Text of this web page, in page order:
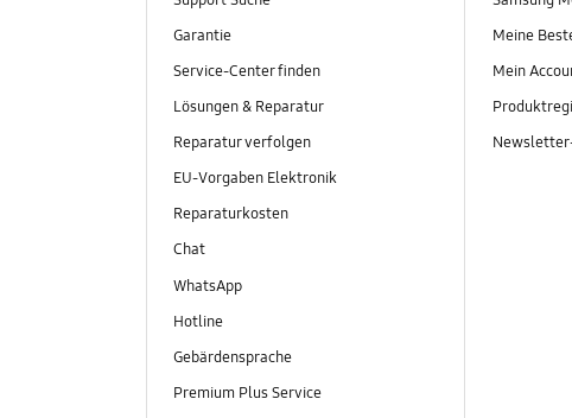
Garantie
Service-Center finden
Lösungen & Reparatur
Reparatur verfolgen
EU-Vorgaben Elektronik
Reparaturkosten
Chat
WhatsApp
Hotline
Gebärdensprache
Premium Plus Service
Meine
Mein